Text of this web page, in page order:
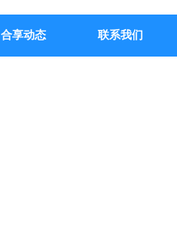
合享动态 联系我们